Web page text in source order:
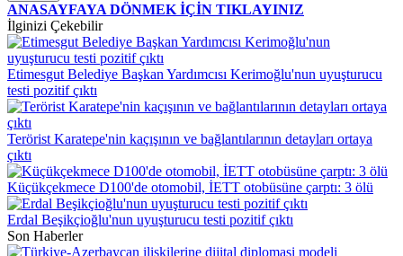
ANASAYFAYA DÖNMEK İÇİN TIKLAYINIZ
İlginizi Çekebilir
Etimesgut Belediye Başkan Yardımcısı Kerimoğlu'nun uyuşturucu
testi pozitif çıktı
Terörist Karatepe'nin kaçışının ve bağlantılarının detayları ortaya
çıktı
Küçükçekmece D100'de otomobil, İETT otobüsüne çarptı: 3 ölü
Erdal Beşikçioğlu'nun uyuşturucu testi pozitif çıktı
Son Haberler